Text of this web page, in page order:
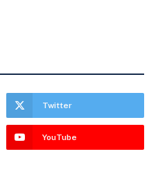
Twitter
YouTube